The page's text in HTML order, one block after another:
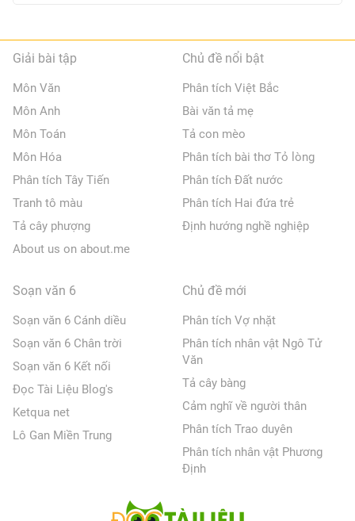
Giải bài tập
Môn Văn
Môn Anh
Môn Toán
Môn Hóa
Phân tích Tây Tiến
Tranh tô màu
Tả cây phượng
About us on about.me
Chủ đề nổi bật
Phân tích Việt Bắc
Bài văn tả mẹ
Tả con mèo
Phân tích bài thơ Tỏ lòng
Phân tích Đất nước
Phân tích Hai đứa trẻ
Định hướng nghề nghiệp
Soạn văn 6
Soạn văn 6 Cánh diều
Soạn văn 6 Chân trời
Soạn văn 6 Kết nối
Đọc Tài Liệu Blog's
Ketqua net
Lô Gan Miền Trung
Chủ đề mới
Phân tích Vợ nhặt
Phân tích nhân vật Ngô Tử
Văn
Tả cây bàng
Cảm nghĩ về người thân
Phân tích Trao duyên
Phân tích nhân vật Phương
Định